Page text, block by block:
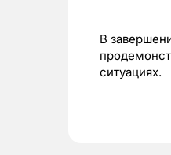
В
ситуациях.